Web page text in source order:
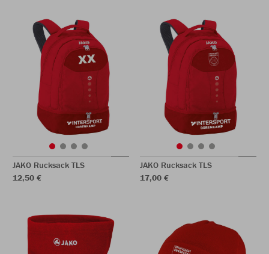
JAKO Rucksack TLS
12,50 €
JAKO Rucksack TLS
17,00 €